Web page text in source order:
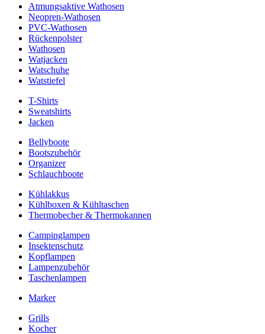
Atmungsaktive Wathosen
Neopren-Wathosen
PVC-Wathosen
Rückenpolster
Wathosen
Watjacken
Watschuhe
Watstiefel
T-Shirts
Sweatshirts
Jacken
Bellyboote
Bootszubehör
Organizer
Schlauchboote
Kühlakkus
Kühlboxen & Kühltaschen
Thermobecher & Thermokannen
Campinglampen
Insektenschutz
Kopflampen
Lampenzubehör
Taschenlampen
Marker
Grills
Kocher